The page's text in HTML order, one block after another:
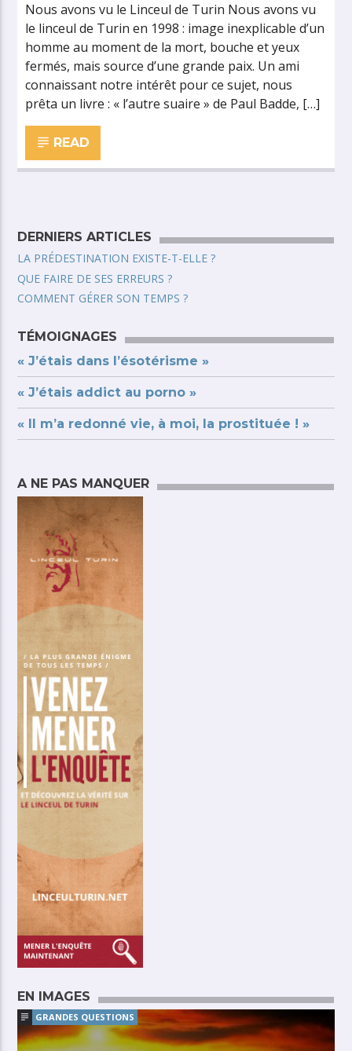
Nous avons vu le Linceul de Turin Nous avons vu
le linceul de Turin en 1998 : image inexplicable d’un
homme au moment de la mort, bouche et yeux
fermés, mais source d’une grande paix. Un ami
connaissant notre intérêt pour ce sujet, nous
prêta un livre : « l’autre suaire » de Paul Badde, […]
READ
DERNIERS ARTICLES
LA PRÉDESTINATION EXISTE-T-ELLE ?
QUE FAIRE DE SES ERREURS ?
COMMENT GÉRER SON TEMPS ?
TÉMOIGNAGES
« J’étais dans l’ésotérisme »
« J’étais addict au porno »
« Il m’a redonné vie, à moi, la prostituée ! »
A NE PAS MANQUER
EN IMAGES
GRANDES QUESTIONS